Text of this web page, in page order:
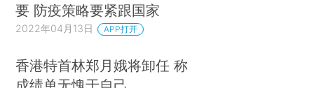
要 防疫策略要紧跟国家
2022年04月13日 APP打开
香港特首林郑月娥将卸任 称